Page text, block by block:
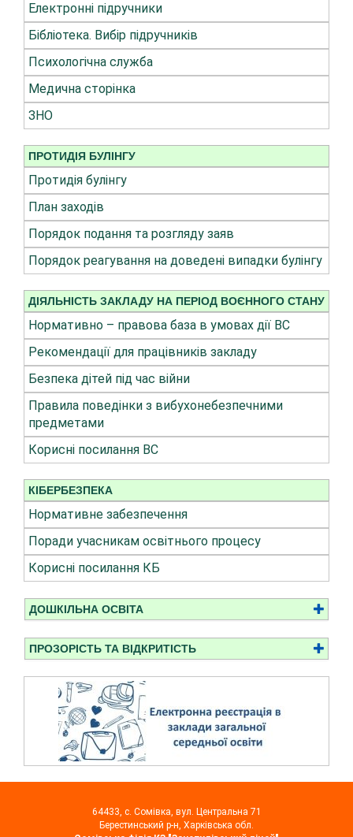
Електронні підручники
Бібліотека. Вибір підручників
Психологічна служба
Медична сторінка
ЗНО
ПРОТИДІЯ БУЛІНГУ
Протидія булінгу
План заходів
Порядок подання та розгляду заяв
Порядок реагування на доведені випадки булінгу
ДІЯЛЬНІСТЬ ЗАКЛАДУ НА ПЕРІОД ВОЄННОГО СТАНУ
Нормативно – правова база в умовах дії ВС
Рекомендації для працівників закладу
Безпека дітей під час війни
Правила поведінки з вибухонебезпечними
предметами
Корисні посилання ВС
КІБЕРБЕЗПЕКА
Нормативне забезпечення
Поради учасникам освітнього процесу
Корисні посилання КБ
ДОШКІЛЬНА ОСВІТА
ПРОЗОРІСТЬ ТА ВІДКРИТІСТЬ
64433, с. Сомівка, вул. Центральна 71
Берестинський р-н, Харківська обл.